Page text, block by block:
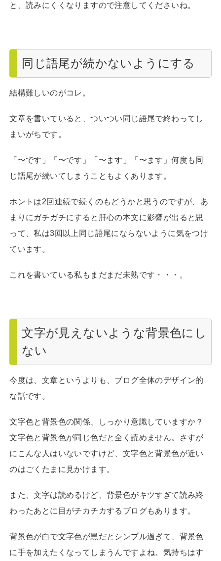
と、読みにくくなりますので注意してくださいね。
同じ語尾が続かないようにする
結構難しいのがコレ。
文章を書いていると、ついつい同じ語尾で終わってし
まいがちです。
「〜です」「〜です」「〜ます」「〜ます」何度も同
じ語尾が続いてしまうこともよくあります。
ホントは2回連続で続くのもどうかと思うのですが、あ
まりにガチガチにすると肝心の本文に影響が出ると思
って、私は3回以上同じ語尾にならないように気をつけ
ています。
これを書いている私もまだまだ未熟です・・・。
文字が見えないような背景色にし
ない
今度は、文章というよりも、ブログ全体のデザイン的
な話です。
文字色と背景色の関係、しっかり意識していますか？
文字色と背景色が同じ色だと全く読めません。さすが
にこんな人はいないですけど、文字色と背景色が近い
のはごくたまに見かけます。
また、文字は読めるけど、背景色がキツすぎて読み終
わったあとに目がチカチカするブログもあります。
背景色が白で文字色が黒だとシンプル過ぎて、背景色
に手を加えたくなってしまうんですよね。気持ちはす